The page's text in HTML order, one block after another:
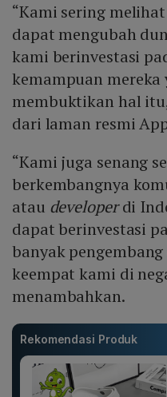
“Kami sering
dapat mengubah
kami berinvestasi
kemampuan
membuktikan hal
dari laman resmi
“Kami juga senang
berkembangnya
atau developerdi
dapat berinvestasi
banyak
keempat kami di
menambahkan.
Rekomendasi Produk